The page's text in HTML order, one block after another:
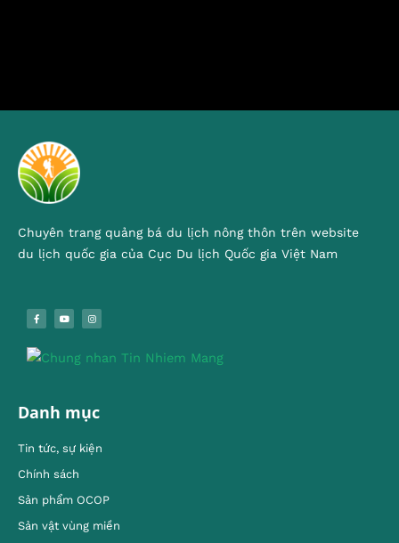
Chuyên trang quảng bá du lịch nông thôn trên website
du lịch quốc gia của Cục Du lịch Quốc gia Việt Nam
Danh mục
Tin tức, sự kiện
Chính sách
Sản phẩm OCOP
Sản vật vùng miền